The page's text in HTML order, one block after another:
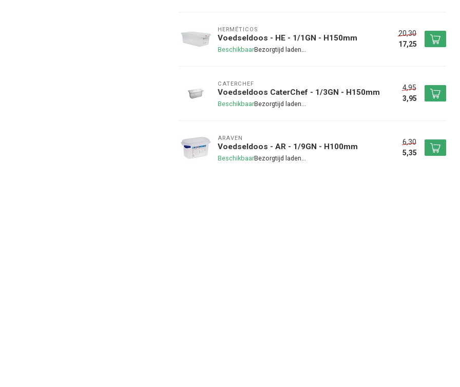
HERMÉTICOS
Voedseldoos - HE - 1/1GN - H150mm
Beschikbaar
20,30
17,25
CATERCHEF
Voedseldoos CaterChef - 1/3GN - H150mm
Beschikbaar
4,95
3,95
ARAVEN
Voedseldoos - AR - 1/9GN - H100mm
Beschikbaar
6,30
5,35